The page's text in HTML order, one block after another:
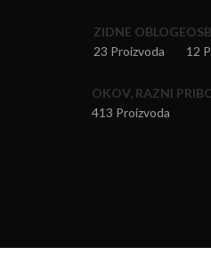
ZIDNE OBLOGE
23 Proizvoda
12
OKOV, RAZNI
413 Proizvoda